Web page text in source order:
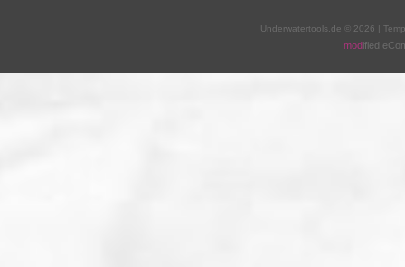
Underwatertools.de © 2026 |
modified